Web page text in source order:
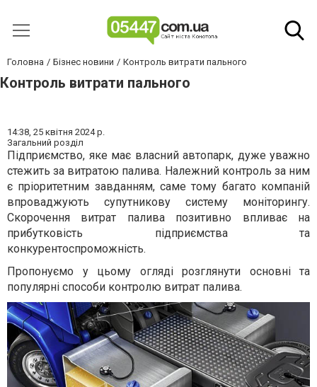
Головна Бізнес новини Контроль витрати пального
Контроль витрати пального
14:38, 25 квітня 2024 р.
Загальний розділ
Підприємство, яке має власний автопарк, дуже уважно
стежить за витратою палива. Належний контроль за ним
є пріоритетним завданням, саме тому багато компаній
впроваджують супутникову систему моніторингу.
Скорочення витрат палива позитивно впливає на
прибутковість підприємства та
конкурентоспроможність.
Пропонуємо у цьому огляді розглянути основні та
популярні способи контролю витрат палива.